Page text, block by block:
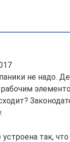
не надо.
рабочим
так,